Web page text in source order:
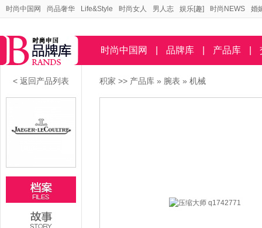
时尚中国网 尚品奢华 Life&Style 时尚女人 男人志 娱乐[趣] 时尚NEWS 婚
时尚中国网 品牌库 产品库
< 返回产品列表 积家 >> 产品库 » 腕表 » 机械